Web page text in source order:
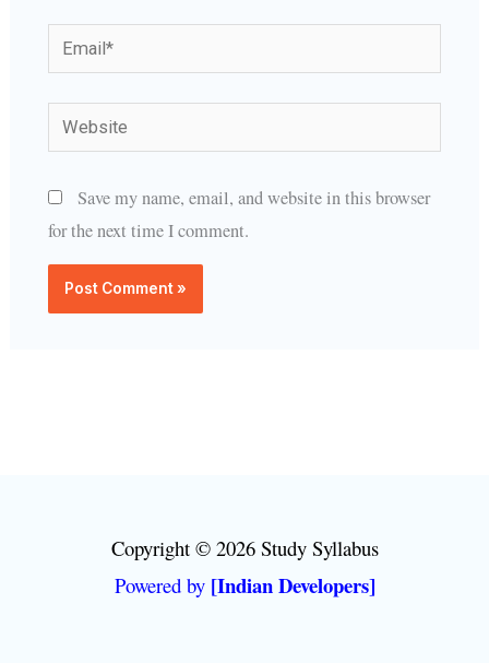
Email*
Website
Save my name, email, and website in this browser
for the next time I comment.
Copyright © 2026 Study Syllabus
Powered by [Indian Developers]